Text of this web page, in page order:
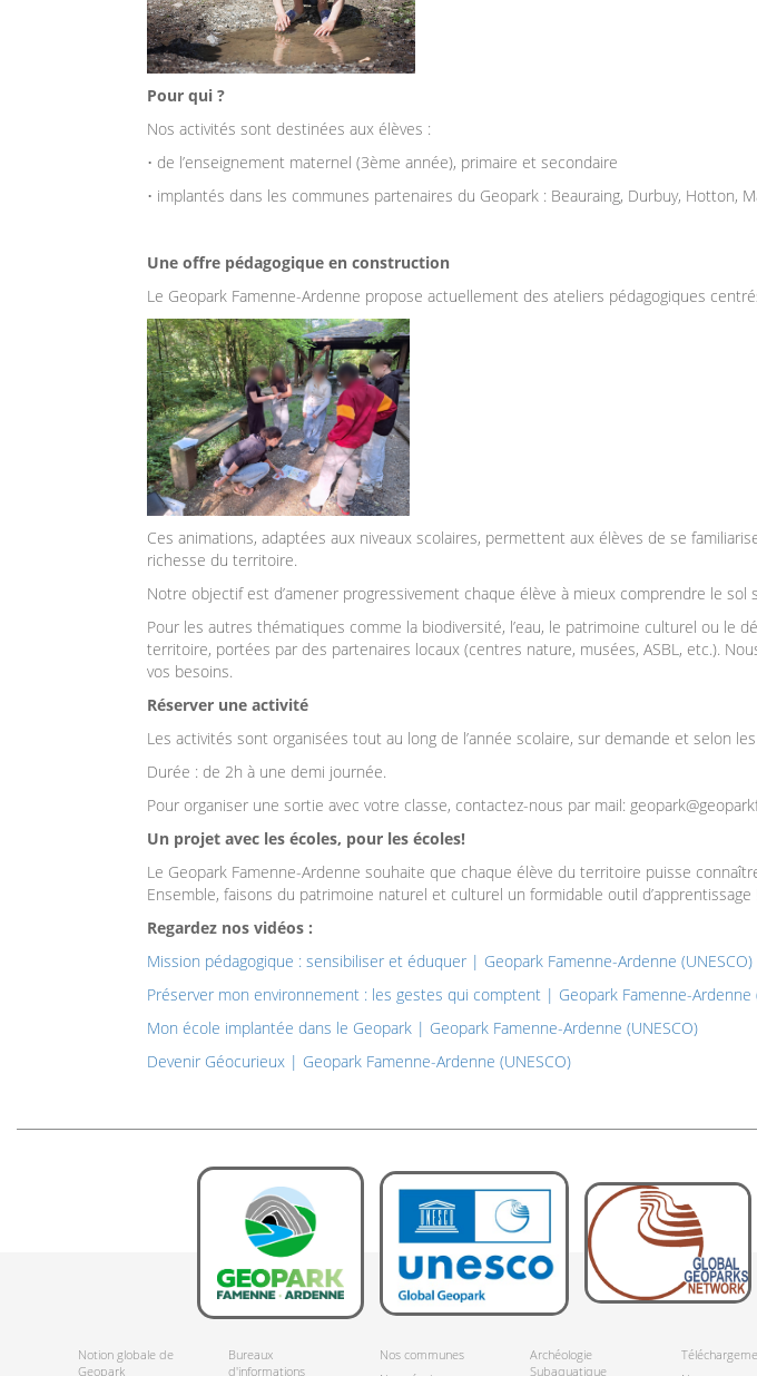
Pour qui ?
Nos activités sont destinées aux élèves :
• de l’enseignement maternel (3ème année), primaire et secondaire
• implantés dans les communes partenaires du Geopark : Beauraing, Durbuy, Hotton,
Une offre pédagogique en construction
Le Geopark Famenne-Ardenne propose actuellement des ateliers pédagogiques
Ces animations, adaptées aux niveaux scolaires, permettent aux élèves de se
richesse du territoire.
Notre objectif est d’amener progressivement chaque élève à mieux comprendre le
Pour les autres thématiques comme la biodiversité, l’eau, le patrimoine culturel ou le
territoire, portées par des partenaires locaux (centres nature, musées, ASBL, etc.).
vos besoins.
Réserver une activité
Les activités sont organisées tout au long de l’année scolaire, sur demande et selon
Durée : de 2h à une demi journée.
Pour organiser une sortie avec votre classe, contactez-nous par mail:
Un projet avec les écoles, pour les écoles!
Le Geopark Famenne-Ardenne souhaite que chaque élève du territoire puisse
Ensemble, faisons du patrimoine naturel et culturel un formidable outil d’apprentissage !
Regardez nos vidéos :
Mission pédagogique : sensibiliser et éduquer | Geopark Famenne-Ardenne (UNESCO)
Préserver mon environnement : les gestes qui comptent | Geopark Famenne-Ardenne
Mon école implantée dans le Geopark | Geopark Famenne-Ardenne (UNESCO)
Devenir Géocurieux | Geopark Famenne-Ardenne (UNESCO)
Notion globale de
Geopark
Bureaux
d'informations
Nos communes
Archéologie
Subaquatique